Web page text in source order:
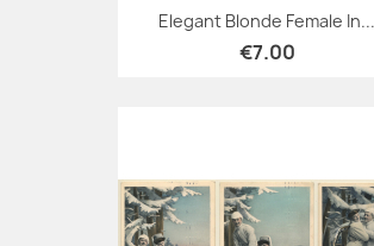
Elegant Blonde Female In...
€7.00